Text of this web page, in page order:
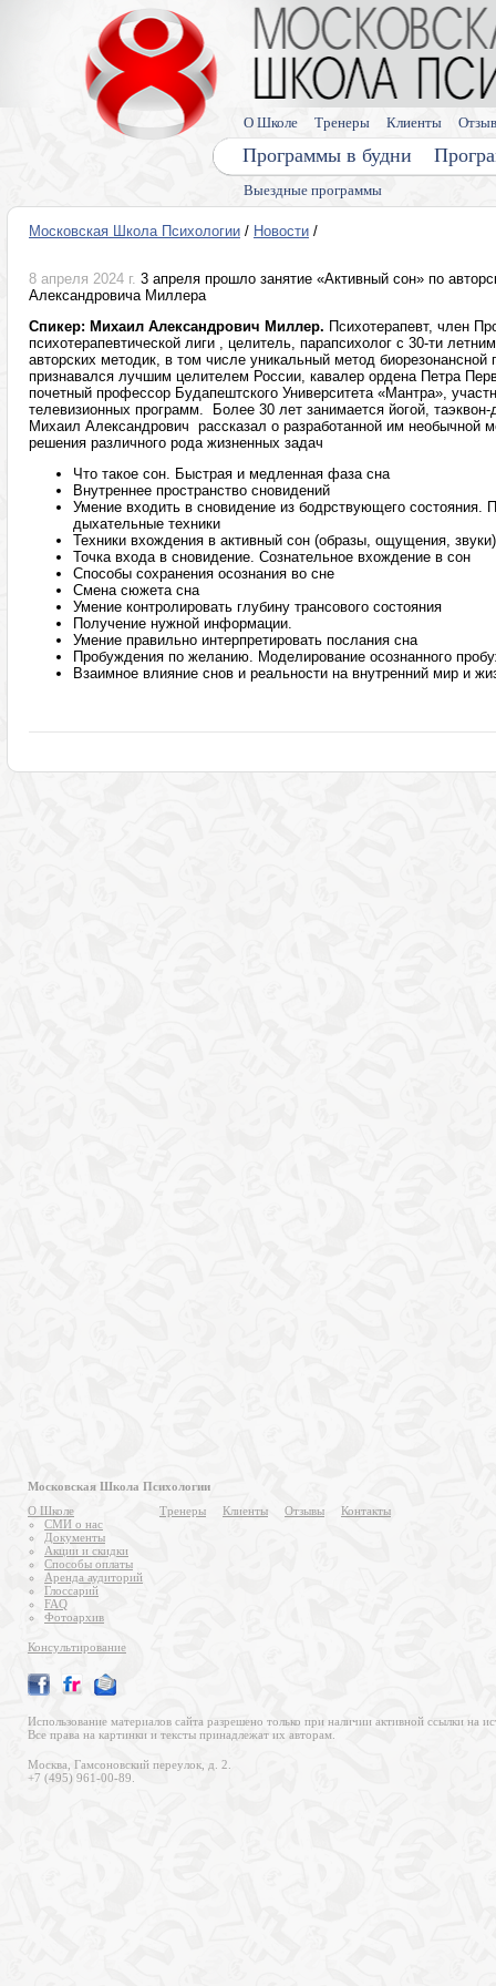
Выездные программы
Программы в будни
О Школе Тренеры Клиенты
Московская Школа Психологии / Новости /
8 апреля 2024 г. 3 апреля прошло занятие «Активный сон» по
Александровича Миллера
Спикер: Михаил Александрович Миллер. Психотерапевт, член
психотерапевтической лиги , целитель, парапсихолог с 30-ти
авторских методик, в том числе уникальный метод биорезонансной
признавался лучшим целителем России, кавалер ордена Петра
почетный профессор Будапештского Университета «Мантра»,
телевизионных программ. Более 30 лет занимается йогой,
Михаил Александрович рассказал о разработанной им необычной
решения различного рода жизненных задач
Что такое сон. Быстрая и медленная фаза сна
Внутреннее пространство сновидений
Умение входить в сновидение из бодрствующего состояния.
дыхательные техники
Техники вхождения в активный сон (образы, ощущения, звуки)
Точка входа в сновидение. Сознательное вхождение в сон
Способы сохранения осознания во сне
Смена сюжета сна
Умение контролировать глубину трансового состояния
Получение нужной информации.
Умение правильно интерпретировать послания сна
Пробуждения по желанию. Моделирование осознанного
Взаимное влияние снов и реальности на внутренний мир и
Московская Школа Психологии
О Школе
СМИ о нас
Документы
Акции и скидки
Способы оплаты
Аренда аудиторий
Глоссарий
FAQ
Фотоархив
Тренеры Клиенты Отзывы Контакты
Консультирование
Использование материалов сайта разрешено только при наличии активной ссылки на
Все права на картинки и тексты принадлежат их авторам.
Москва, Гамсоновский переулок, д. 2.
+7 (495) 961-00-89.